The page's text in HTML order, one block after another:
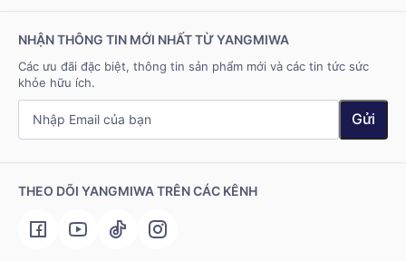
NHẬN THÔNG TIN MỚI NHẤT TỪ YANGMIWA
Các ưu đãi đặc biệt, thông tin sản phẩm mới và các tin tức sức
khỏe hữu ích.
Gửi
THEO DÕI YANGMIWA TRÊN CÁC KÊNH